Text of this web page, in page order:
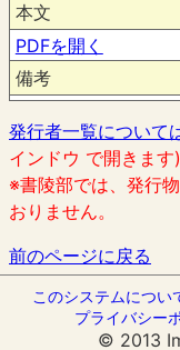
本文
PDFを開く
備考
発行者一覧について
インドウ で開きます)
※書陵部では、発行
おりません。
前のページに戻る
このシステムについ
プライバシー
© 2013